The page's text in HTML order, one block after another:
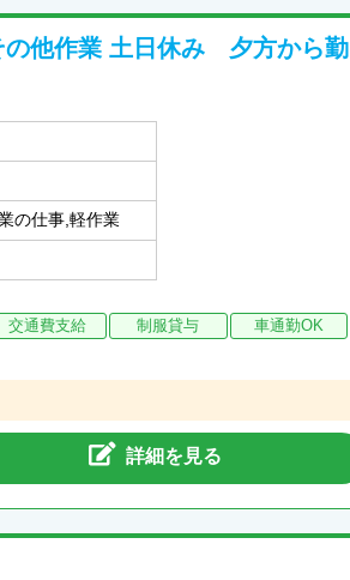
の他作業 土日休み 夕方から勤
の仕事,軽作業
交通費支給 制服貸与
車通勤OK
詳細を見る